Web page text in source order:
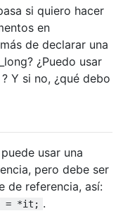
si quiero hacer
en
de declarar una
¿Puedo usar
Y si no, ¿qué debo
usar una
pero debe ser
de referencia, así:
f = *it; .